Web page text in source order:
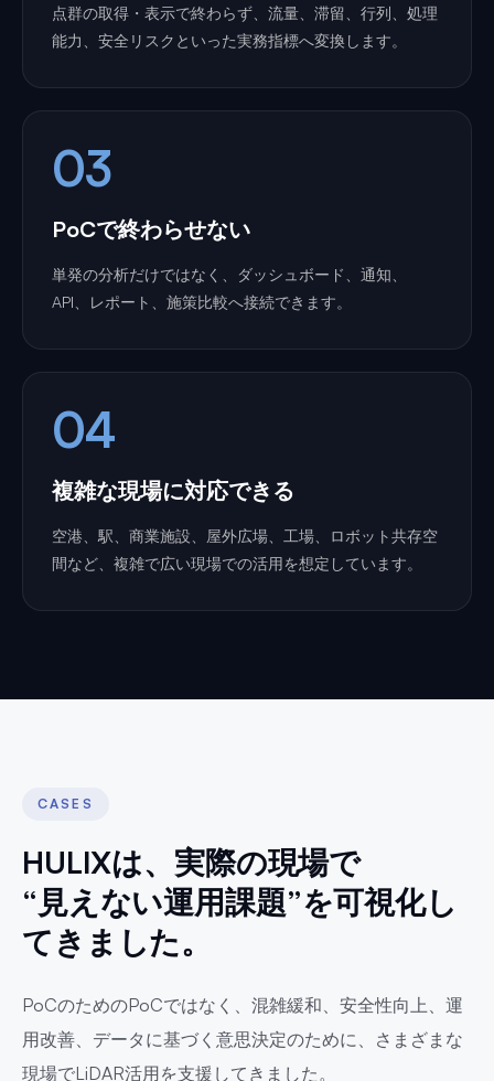
点群の取得・表示で終わらず、流量、滞留、行列、処理
能力、安全リスクといった実務指標へ変換します。
03
PoCで終わらせない
単発の分析だけではなく、ダッシュボード、通知、
API、レポート、施策比較へ接続できます。
04
複雑な現場に対応できる
空港、駅、商業施設、屋外広場、工場、ロボット共存空
間など、複雑で広い現場での活用を想定しています。
CASES
HULIXは、実際の現場で
“見えない運用課題”を可視化し
てきました。
PoCのためのPoCではなく、混雑緩和、安全性向上、運
用改善、データに基づく意思決定のために、さまざまな
現場でLiDAR活用を支援してきました。